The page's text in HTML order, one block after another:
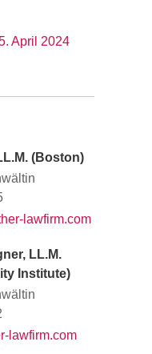
April 2024
(Boston)
lawfirm.com
LL.M.
Institute)
lawfirm.com